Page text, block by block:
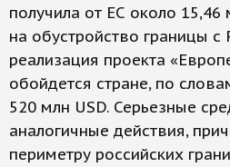
получила от ЕС около
на обустройство границы
реализация проекта
обойдется стране, по
520 млн USD. Серьезные
аналогичные действия,
периметру российских